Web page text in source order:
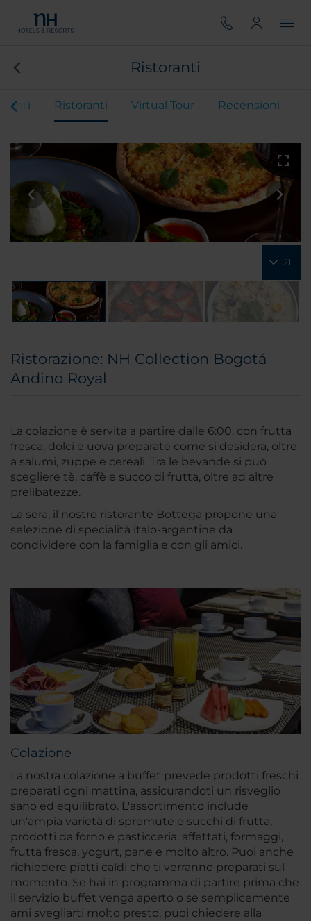
Ristoranti
Ristoranti Virtual Tour Recensioni
21
Ristorazione: NH Collection Bogotá
Andino Royal
La colazione è servita a partire dalle 6:00, con frutta
fresca, dolci e uova preparate come si desidera, oltre
a salumi, zuppe e cereali. Tra le bevande si può
scegliere tè, caffè e succo di frutta, oltre ad altre
prelibatezze.
La sera, il nostro ristorante Bottega propone una
selezione di specialità italo-argentine da
condividere con la famiglia e con gli amici.
Colazione
La nostra colazione a buffet prevede prodotti freschi
preparati ogni mattina, assicurandoti un risveglio
sano ed equilibrato. L'assortimento include
un'ampia varietà di spremute e succhi di frutta,
prodotti da forno e pasticceria, affettati, formaggi,
frutta fresca, yogurt, pane e molto altro. Puoi anche
richiedere piatti caldi che ti verranno preparati sul
momento. Se hai in programma di partire prima che
il servizio buffet venga aperto o se semplicemente
ami svegliarti molto presto, puoi chiedere alla